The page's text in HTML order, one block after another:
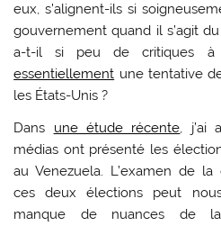
eux, s’alignent-ils si
gouvernement quand il s’agit
a-t-il si peu de critiques à
essentiellement une tentative
les États-Unis ?
Dans une étude récente, j’ai
médias ont présenté les
au Venezuela. L’examen de
ces deux élections peut
manque de nuances de la